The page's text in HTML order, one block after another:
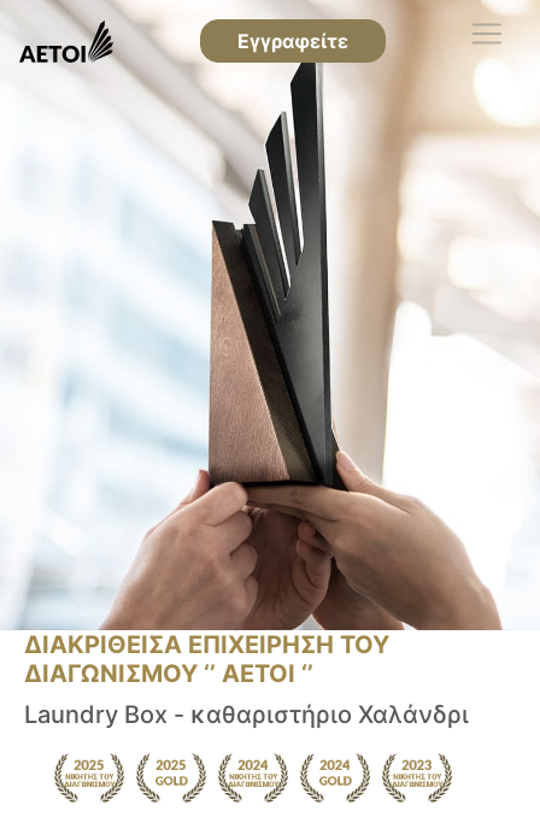
Εγγραφείτε
ΔΙΑΚΡΙΘΕΙΣΑ ΕΠΙΧΕΙΡΗΣΗ ΤΟΥ
ΔΙΑΓΩΝΙΣΜΟΥ ‘’ ΑΕΤΟΙ ‘’
Laundry Box - καθαριστήριο Χαλάνδρι